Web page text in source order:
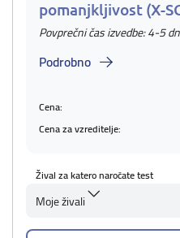
pomanjkljivost (X-
Povprečni čas izvedbe: 4-5
Podrobno
Cena:
Cena za vzreditelje:
Žival za katero naročate test
Moje živali